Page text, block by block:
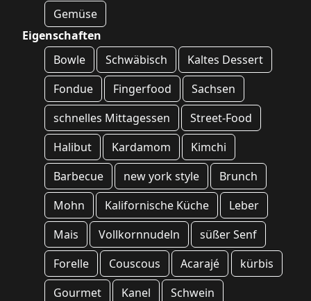
Gemüse
Eigenschaften
Bowle
Schwäbisch
Kaltes Dessert
Fondue
Fingerfood
Sachsen
schnelles Mittagessen
Street-Food
Halibut
Kardamom
Kimchi
Barbecue
new york style
Brunch
Mohn
Kalifornische Küche
Leber
Mais
Vollkornnudeln
süßer Senf
Forelle
Couscous Acarajé
kürbis
Gourmet
Kanel Schwein